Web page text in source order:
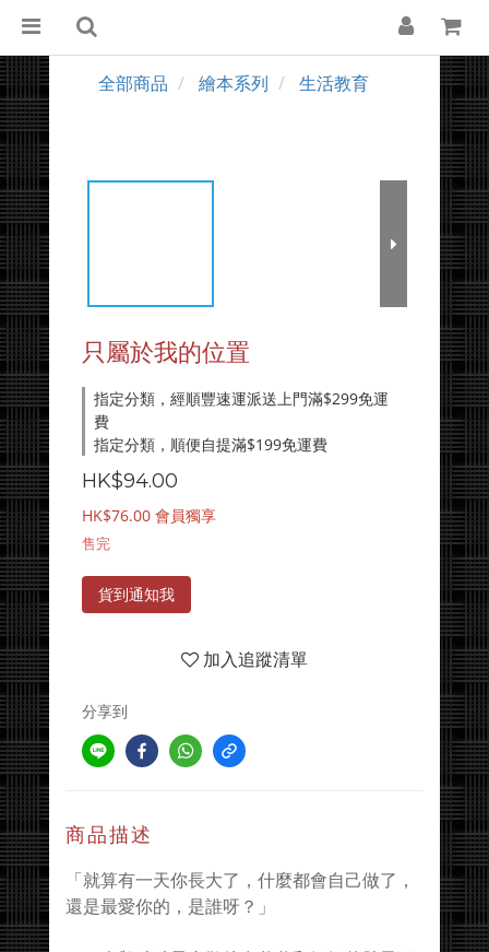
全部商品 繪本系列 生活教育
只屬於我的位置
指定分類，經順豐速運派送上門滿$299免運
費
指定分類，順便自提滿$199免運費
HK$94.00
HK$76.00 會員獨享
售完
貨到通知我
加入追蹤清單
分享到
商品描述
「就算有一天你長大了，什麼都會自己做了，
還是最愛你的，是誰呀？」